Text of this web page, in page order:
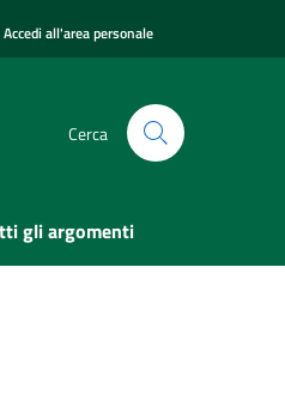
Accedi all'area personale
Cerca
gli argomenti